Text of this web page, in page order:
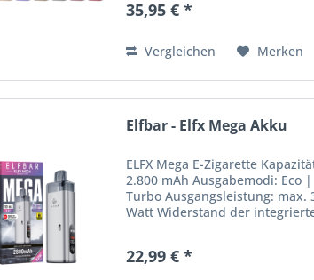
107,6 mm x 31,4 mm x 22,8 mm
35,95 € *
Vergleichen Merken
Elfbar - Elfx Mega Akku
ELFX Mega E-Zigarette
2.800 mAh Ausgabemodi: Eco |
Turbo Ausgangsleistung: max.
Watt Widerstand der
0,8 Ohm Ladestrom: 5V / 1A
22,99 € *